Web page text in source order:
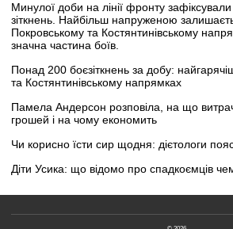
Минулої доби на лінії фронту
зіткнень. Найбільш напруженою
Покровському та Костянтинівському
значна частина боїв.
Понад 200 боєзіткнень за добу:
та Костянтинівському напрямках
Памела Андерсон розповіла, на що
грошей і на чому економить
Чи корисно їсти сир щодня: дієтологи
Діти Усика: що відомо про спадкоємців